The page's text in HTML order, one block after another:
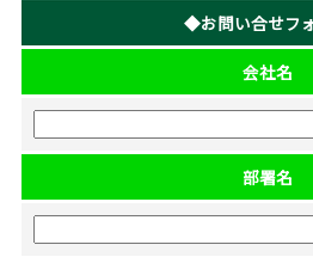
◆お問い合せフ
会社名
部署名